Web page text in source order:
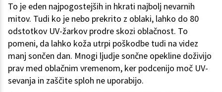
To je eden najpogostejših in hkrati najbolj nevarnih
mitov. Tudi ko je nebo prekrito z oblaki, lahko do 80
odstotkov UV-žarkov prodre skozi oblačnost. To
pomeni, da lahko koža utrpi poškodbe tudi na videz
manj sončen dan. Mnogi ljudje sončne opekline doživijo
prav med oblačnim vremenom, ker podcenijo moč UV-
sevanja in zaščite sploh ne uporabijo.